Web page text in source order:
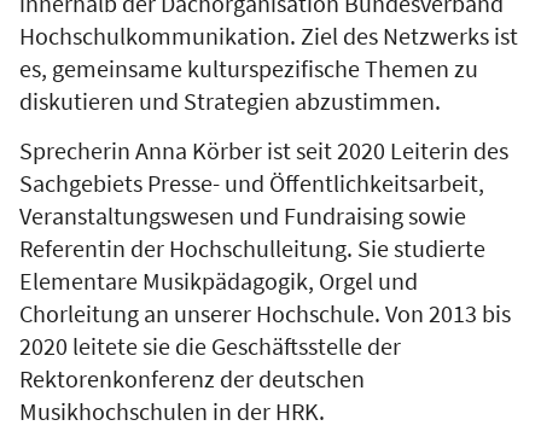
Hochschulkommunikation. Ziel des Netzwerks ist
es, gemeinsame kulturspezifische Themen zu
diskutieren und Strategien abzustimmen.
Sprecherin Anna Körber ist seit 2020 Leiterin des
Sachgebiets Presse- und Öffentlichkeitsarbeit,
Veranstaltungswesen und Fundraising sowie
Referentin der Hochschulleitung. Sie studierte
Elementare Musikpädagogik, Orgel und
Chorleitung an unserer Hochschule. Von 2013 bis
2020 leitete sie die Geschäftsstelle der
Rektorenkonferenz der deutschen
Musikhochschulen in der HRK.